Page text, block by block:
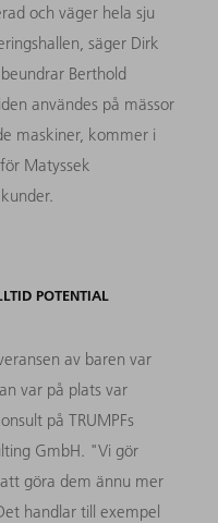
och väger hela sju
säger Dirk
Berthold
användes på mässor
maskiner, kommer i
Matyssek
POTENTIAL
av baren var
var på plats var
på TRUMPFs
GmbH. "Vi gör
göra dem ännu mer
handlar till exempel